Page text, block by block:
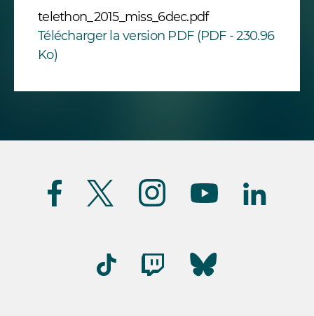
telethon_2015_miss_6dec.pdf
Télécharger la version PDF (PDF - 230.96
Ko)